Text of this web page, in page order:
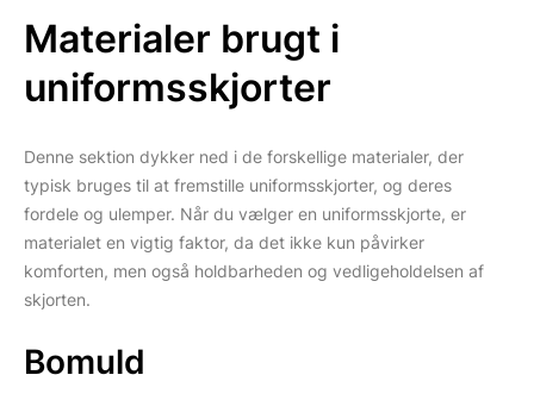
Materialer brugt i
uniformsskjorter
Denne sektion dykker ned i de forskellige materialer, der
typisk bruges til at fremstille uniformsskjorter, og deres
fordele og ulemper. Når du vælger en uniformsskjorte, er
materialet en vigtig faktor, da det ikke kun påvirker
komforten, men også holdbarheden og vedligeholdelsen af
skjorten.
Bomuld